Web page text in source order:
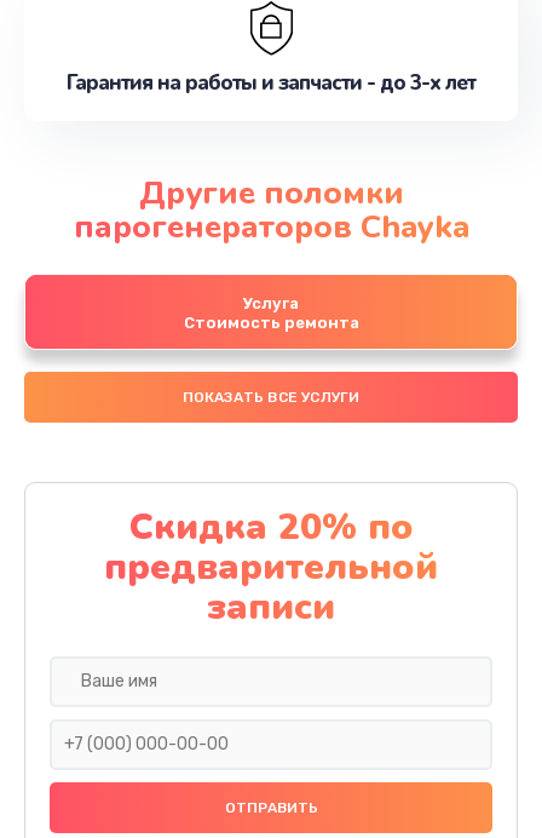
Гарантия на работы и запчасти - до 3-х лет
Другие поломки
парогенераторов Chayka
Услуга
Стоимость ремонта
ПОКАЗАТЬ ВСЕ УСЛУГИ
Скидка 20% по
предварительной
записи